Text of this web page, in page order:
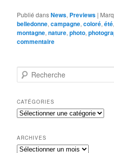
Publié dansNews, Previews |
belledonne,campagne,coloré,été
montagne,nature,photo,
commentaire
e
h
e
r
h
e
CATÉGORIES
Catégories
ARCHIVES
Archives